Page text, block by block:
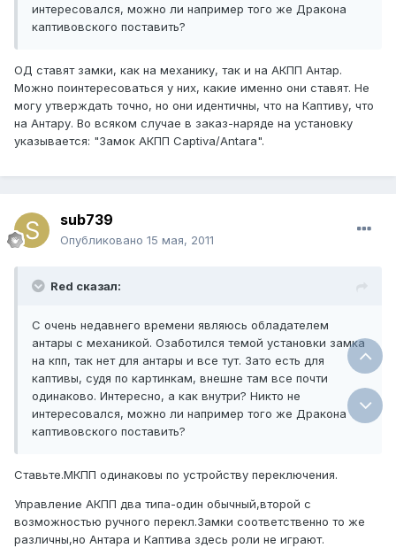
интересовался, можно ли например того же Дракона
каптивовского поставить?
ОД ставят замки, как на механику, так и на АКПП Антар.
Можно поинтересоваться у них, какие именно они ставят. Не
могу утверждать точно, но они идентичны, что на Каптиву, что
на Антару. Во всяком случае в заказ-наряде на установку
указывается: "Замок АКПП Captiva/Antara".
sub739
Опубликовано 15 мая, 2011
Red сказал:
С очень недавнего времени являюсь обладателем
антары с механикой. Озаботился темой установки замка
на кпп, так нет для антары и все тут. Зато есть для
каптивы, судя по картинкам, внешне там все почти
одинаково. Интересно, а как внутри? Никто не
интересовался, можно ли например того же Дракона
каптивовского поставить?
Ставьте.МКПП одинаковы по устройству переключения.
Управление АКПП два типа-один обычный,второй с
возможностью ручного перекл.Замки соответственно то же
различны,но Антара и Каптива здесь роли не играют.